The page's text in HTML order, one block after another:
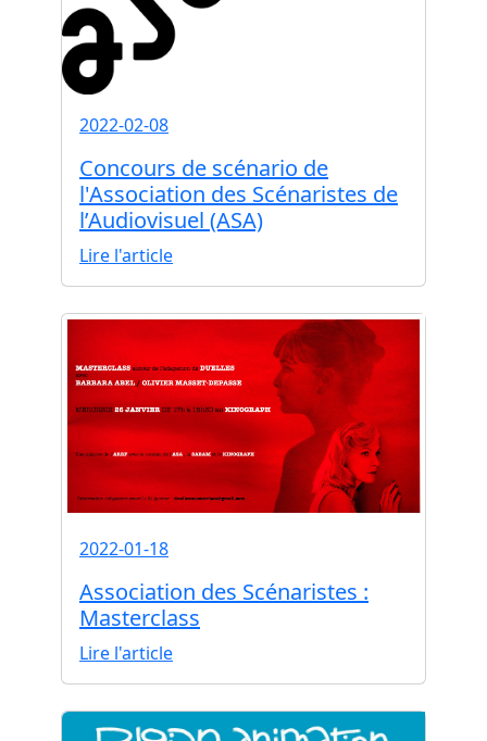
2022-02-08
Concours de scénario de
l'Association des Scénaristes de
l’Audiovisuel (ASA)
Lire l'article
2022-01-18
Association des Scénaristes :
Masterclass
Lire l'article